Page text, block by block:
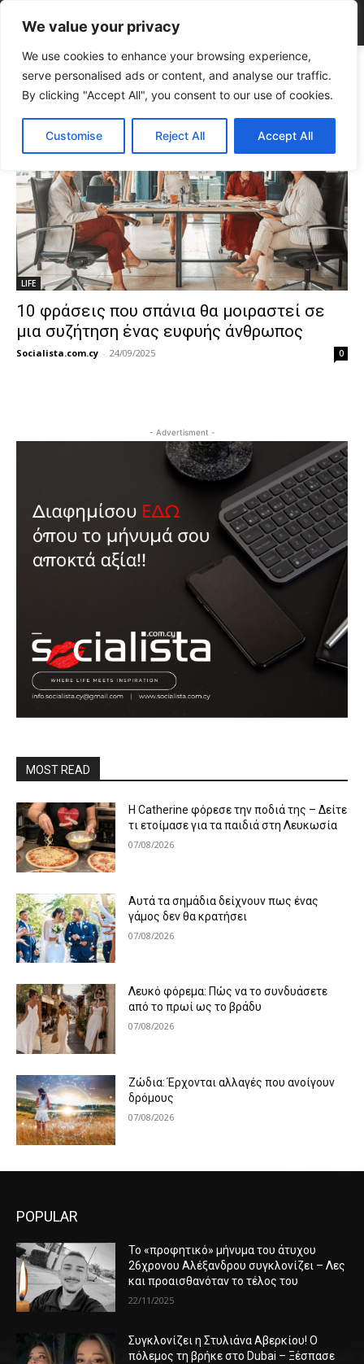
We value your privacy
We use cookies to enhance your browsing experience,
serve personalised ads or content, and analyse our traffic.
By clicking "Accept All", you consent to our use of cookies.
Customise Reject All Accept All
Tags ευφυής άνθρωπος
Tag:ευφυής άνθρωπος
LIFE
10 φράσεις που σπάνια θα μοιραστεί σε
μια συζήτηση ένας ευφυής άνθρωπος
Socialista.com.cy - 24/09/2025 0
- Advertisment -
MOST READ
Η Catherine φόρεσε την ποδιά της – Δείτε
τι ετοίμασε για τα παιδιά στη Λευκωσία
07/08/2026
Αυτά τα σημάδια δείχνουν πως ένας
γάμος δεν θα κρατήσει
07/08/2026
Λευκό φόρεμα: Πώς να το συνδυάσετε
από το πρωί ως το βράδυ
07/08/2026
Ζώδια: Έρχονται αλλαγές που ανοίγουν
δρόμους
07/08/2026
POPULAR
Το «προφητικό» μήνυμα του άτυχου
26χρονου Αλέξανδρου συγκλονίζει – Λες
και προαισθανόταν το τέλος του
22/11/2025
Συγκλονίζει η Στυλιάνα Αβερκίου! Ο
πόλεμος τη βρήκε στο Dubai – Ξέσπασε